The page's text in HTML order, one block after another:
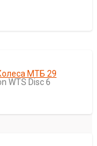
МТБ 29
WTS Disc 6